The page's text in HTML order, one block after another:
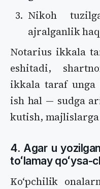
Nikoh
ajralganlik
Notarius ikkala
eshitadi,
ikkala taraf unga
ish hal — sudga
kutish, majlislarga
4. Agar u
toʻlamay qoʻysa-
Koʻpchilik